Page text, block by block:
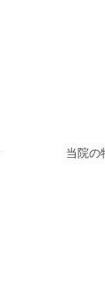
当院の